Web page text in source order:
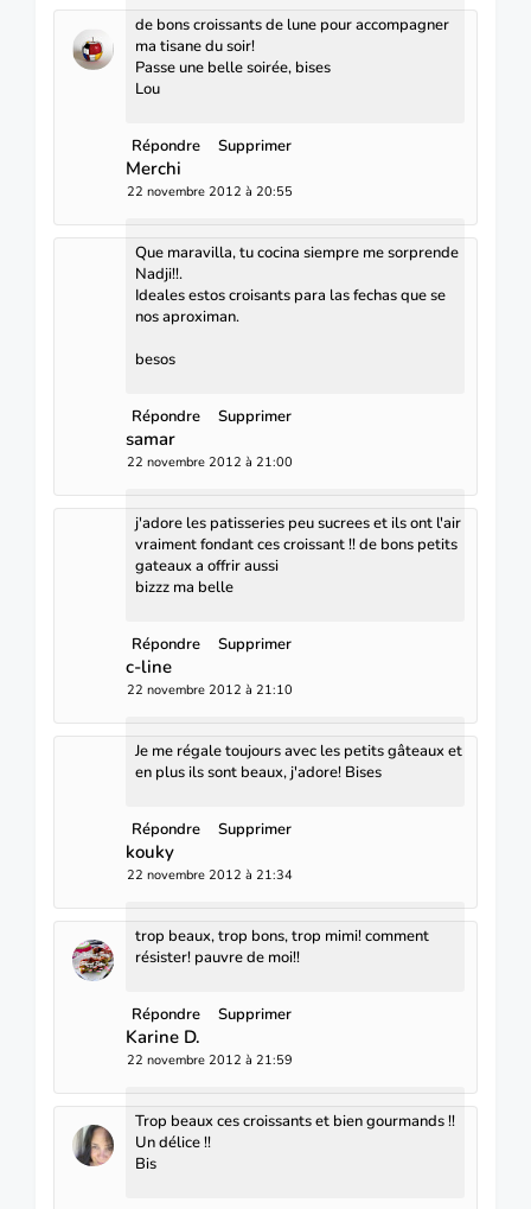
de bons croissants de lune pour accompagner
ma tisane du soir!
Passe une belle soirée, bises
Lou
Répondre Supprimer
Merchi
22 novembre 2012 à 20:55
Que maravilla, tu cocina siempre me sorprende
Nadji!!.
Ideales estos croisants para las fechas que se
nos aproximan.
besos
Répondre Supprimer
samar
22 novembre 2012 à 21:00
j'adore les patisseries peu sucrees et ils ont l'air
vraiment fondant ces croissant !! de bons petits
gateaux a offrir aussi
bizzz ma belle
Répondre Supprimer
c-line
22 novembre 2012 à 21:10
Je me régale toujours avec les petits gâteaux et
en plus ils sont beaux, j'adore! Bises
Répondre Supprimer
kouky
22 novembre 2012 à 21:34
trop beaux, trop bons, trop mimi! comment
résister! pauvre de moi!!
Répondre Supprimer
Karine D.
22 novembre 2012 à 21:59
Trop beaux ces croissants et bien gourmands !!
Un délice !!
Bis